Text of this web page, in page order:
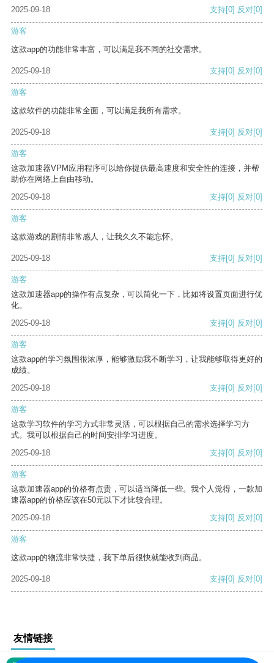
2025-09-18
支持[0] 反对[0]
游客
这款app的功能非常丰富，可以满足我不同的社交需求。
2025-09-18 支持[0] 反对[0]
游客
这款软件的功能非常全面，可以满足我所有需求。
2025-09-18 支持[0] 反对[0]
游客
这款加速器VPM应用程序可以给你提供最高速度和安全性的连接，并帮
助你在网络上自由移动。
2025-09-18
支持[0] 反对[0]
游客
这款游戏的剧情非常感人，让我久久不能忘怀。
2025-09-18 支持[0] 反对[0]
游客
这款加速器app的操作有点复杂，可以简化一下，比如将设置页面进行优
化。
2025-09-18
支持[0] 反对[0]
游客
这款app的学习氛围很浓厚，能够激励我不断学习，让我能够取得更好的
成绩。
2025-09-18
支持[0] 反对[0]
游客
这款学习软件的学习方式非常灵活，可以根据自己的需求选择学习方
式。我可以根据自己的时间安排学习进度。
2025-09-18
支持[0] 反对[0]
游客
这款加速器app的价格有点贵，可以适当降低一些。我个人觉得，一款加
速器app的价格应该在50元以下才比较合理。
2025-09-18
支持[0] 反对[0]
游客
这款app的物流非常快捷，我下单后很快就能收到商品。
2025-09-18 支持[0] 反对[0]
友情链接